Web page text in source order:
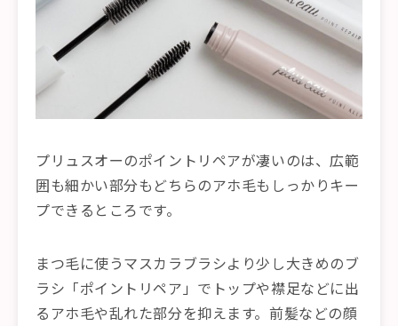
プリュスオーのポイントリペアが凄いのは、広範
囲も細かい部分もどちらのアホ毛もしっかりキー
プできるところです。
まつ毛に使うマスカラブラシより少し大きめのブ
ラシ「ポイントリペア」でトップや襟足などに出
るアホ毛や乱れた部分を抑えます。前髪などの顔